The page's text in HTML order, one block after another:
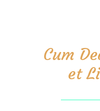
Cum
et